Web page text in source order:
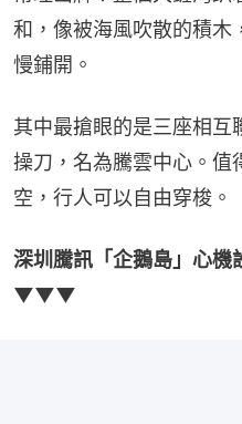
和，像被海風吹散的積木
慢鋪開。
其中最搶眼的是三座相互
操刀，名為騰雲中心。值
空，行人可以自由穿梭。
深圳騰訊「企鵝島」心機
▼▼▼